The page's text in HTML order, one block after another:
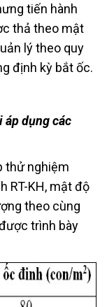
tiến hành
thả theo mật
lý theo quy
định kỳ bắt ốc.
áp dụng các
thử nghiệm
RT-KH, mật độ
theo cùng
trình bày